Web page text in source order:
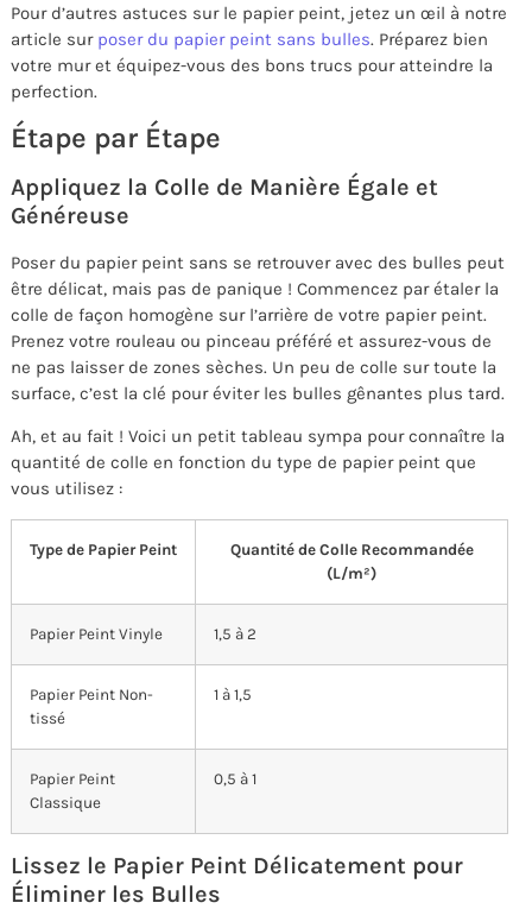
Pour d’autres astuces sur le papier peint, jetez un œil à notre
article sur poser du papier peint sans bulles. Préparez bien
votre mur et équipez-vous des bons trucs pour atteindre la
perfection.
Étape par Étape
Appliquez la Colle de Manière Égale et
Généreuse
Poser du papier peint sans se retrouver avec des bulles peut
être délicat, mais pas de panique ! Commencez par étaler la
colle de façon homogène sur l’arrière de votre papier peint.
Prenez votre rouleau ou pinceau préféré et assurez-vous de
ne pas laisser de zones sèches. Un peu de colle sur toute la
surface, c’est la clé pour éviter les bulles gênantes plus tard.
Ah, et au fait ! Voici un petit tableau sympa pour connaître la
quantité de colle en fonction du type de papier peint que
vous utilisez :
Type de Papier Peint
Quantité de Colle Recommandée
(L/m²)
Papier Peint Vinyle 1,5 à 2
Papier Peint Non-
tissé
1 à 1,5
Papier Peint
Classique
0,5 à 1
Lissez le Papier Peint Délicatement pour
Éliminer les Bulles